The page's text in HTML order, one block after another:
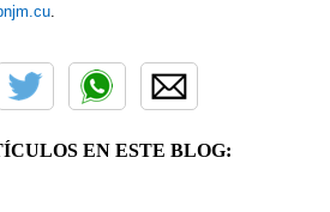
EN ESTE BLOG: